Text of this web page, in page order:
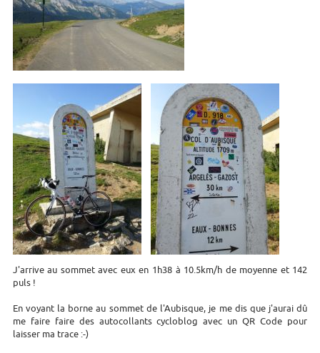
J'arrive au sommet avec eux en 1h38 à 10.5km/h de moyenne et 142
puls !
En voyant la borne au sommet de l'Aubisque, je me dis que j'aurai dû
me faire faire des autocollants cycloblog avec un QR Code pour
laisser ma trace :-)